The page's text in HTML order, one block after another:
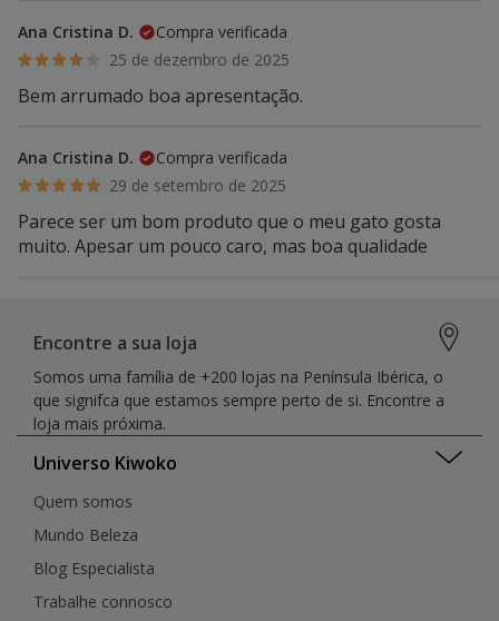
Ana Cristina D.
Compra verificada
25 de dezembro de 2025
Bem arrumado boa apresentação.
Ana Cristina D.
Compra verificada
29 de setembro de 2025
Parece ser um bom produto que o meu gato gosta
muito. Apesar um pouco caro, mas boa qualidade
Encontre a sua loja
Somos uma família de +200 lojas na Península Ibérica, o
que signifca que estamos sempre perto de si. Encontre a
loja mais próxima.
Universo Kiwoko
Quem somos
Mundo Beleza
Blog Especialista
Trabalhe connosco